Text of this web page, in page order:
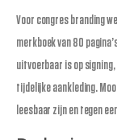
Voor congres branding
merkboek van 80
uitvoerbaar is op
tijdelijke aankleding.
leesbaar zijn en tegen